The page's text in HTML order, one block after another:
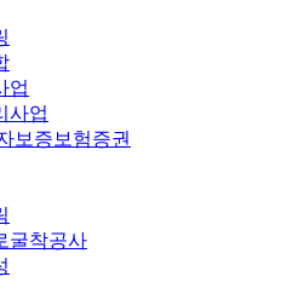
업
사업
보증보험증권
굴착공사